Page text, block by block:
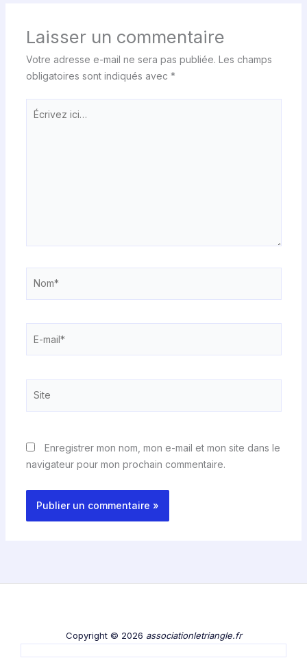
Laisser un commentaire
Votre adresse e-mail ne sera pas publiée. Les champs
obligatoires sont indiqués avec *
Écrivez
mail*
Enregistrer mon nom, mon e-mail et mon site dans le
navigateur pour mon prochain commentaire.
Copyright © 2026 associationletriangle.fr